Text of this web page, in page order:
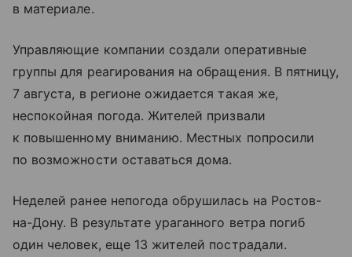
в материале.
Управляющие компании создали оперативные
группы для реагирования на обращения. В пятницу,
7 августа, в регионе ожидается такая же,
неспокойная погода. Жителей призвали
к повышенному вниманию. Местных попросили
по возможности оставаться дома.
Неделей ранее непогода обрушилась на Ростов-
на-Дону. В результате ураганного ветра погиб
один человек, еще 13 жителей пострадали.